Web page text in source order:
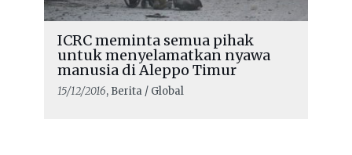
ICRC meminta semua pihak
untuk menyelamatkan nyawa
manusia di Aleppo Timur
15/12/2016, Berita / Global